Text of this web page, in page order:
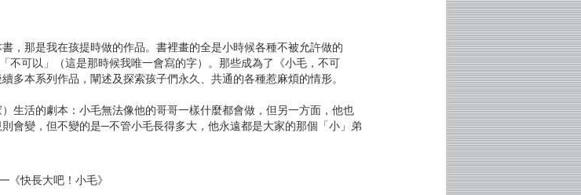
，那是我在孩提時做的作品。書裡畫的全是小時候各種不被允許做的
不可以」（這是那時候我唯一會寫的字）。那些成為了《小毛，不可
多本系列作品，闡述及探索孩子們永久、共通的各種惹麻煩的情形。
生活的劇本：小毛無法像他的哥哥一樣什麼都會做，但另一方面，他也
會變，但不變的是─不管小毛長得多大，他永遠都是大家的那個「小」弟
快長大吧！小毛》